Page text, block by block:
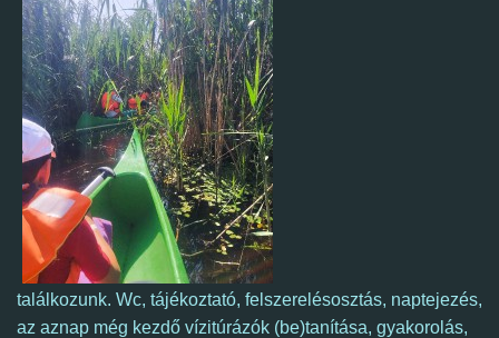
találkozunk. Wc, tájékoztató, felszerelésosztás, naptejezés,
az aznap még kezdő vízitúrázók (be)tanítása, gyakorolás,